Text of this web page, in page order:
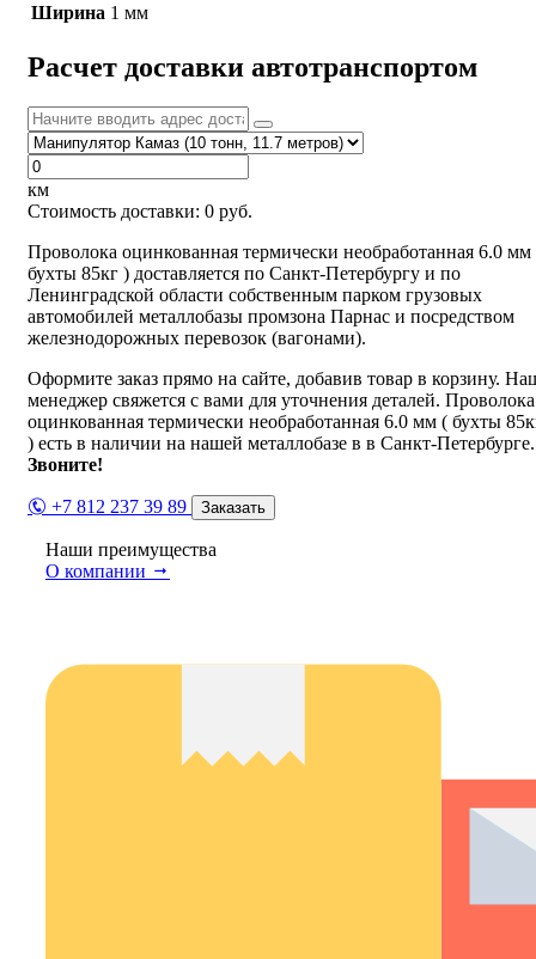
Ширина 1 мм
Расчет доставки автотранспортом
км
Стоимость доставки: 0 руб.
Проволока оцинкованная термически необработанная 6.0 мм
бухты 85кг ) доставляется по Санкт-Петербургу и по
Ленинградской области собственным парком грузовых
автомобилей металлобазы промзона Парнас и посредством
железнодорожных перевозок (вагонами).
Оформите заказ прямо на сайте, добавив товар в корзину.
менеджер свяжется с вами для уточнения деталей. Проволока
оцинкованная термически необработанная 6.0 мм ( бухты
) есть в наличии на нашей металлобазе в в Санкт-Петербурге.
Звоните!
+7 812 237 39 89 Заказать
Наши преимущества
О компании